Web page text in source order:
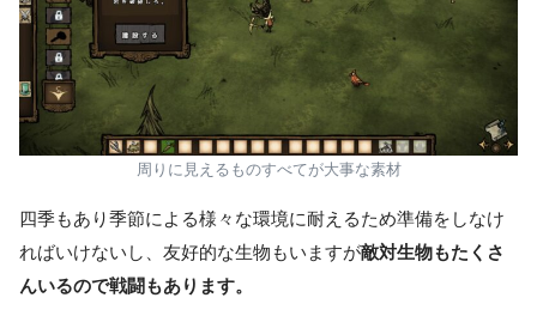
周りに見えるものすべてが大事な素材
四季もあり季節による様々な環境に耐えるため準備をしなけ
ればいけないし、友好的な生物もいますが敵対生物もたくさ
んいるので戦闘もあります。